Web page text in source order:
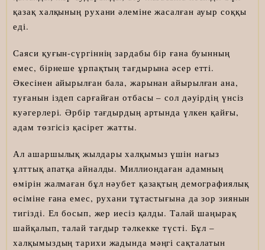
қазақ халқының рухани әлеміне жасалған ауыр соққы
еді.
Саяси қуғын-сүргіннің зардабы бір ғана буынның
емес, бірнеше ұрпақтың тағдырына әсер етті.
Әкесінен айырылған бала, жарынан айырылған ана,
туғанын іздеп сарғайған отбасы – сол дәуірдің үнсіз
куәгерлері. Әрбір тағдырдың артында үлкен қайғы,
адам төзгісіз қасірет жатты.
Ал ашаршылық жылдары халқымыз үшін нағыз
ұлттық апатқа айналды. Миллиондаған адамның
өмірін жалмаған бұл нәубет қазақтың демографиялық
өсіміне ғана емес, рухани тұтастығына да зор зиянын
тигізді. Ел босып, жер иесіз қалды. Талай шаңырақ
шайқалып, талай тағдыр тәлкекке түсті. Бұл –
халқымыздың тарихи жадында мәңгі сақталатын